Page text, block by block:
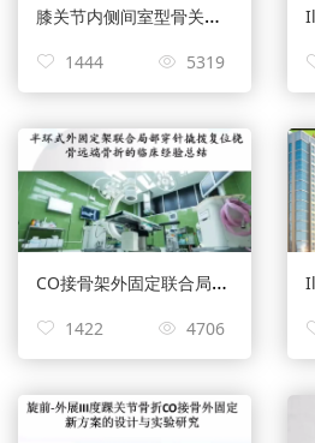
膝关节内侧间室型骨关节炎Ilizarov外固定治疗——张力
1444 5319
CO接骨架外固定联合局部穿针撬拨复位桡骨远端骨折的临床经验总结——许晶晶
1422 4706